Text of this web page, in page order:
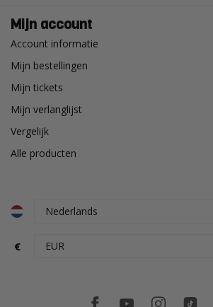
Mijn account
Account informatie
Mijn bestellingen
Mijn tickets
Mijn verlanglijst
Vergelijk
Alle producten
€